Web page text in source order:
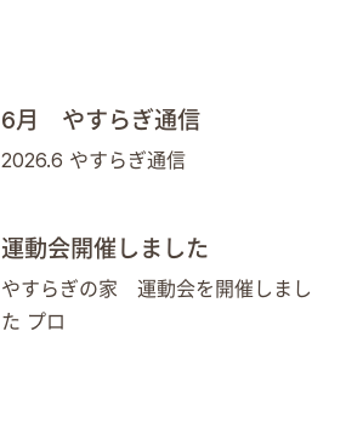
6月 やすらぎ通信
2026.6 やすらぎ通信
運動会開催しました
やすらぎの家 運動会を開催しまし
た プロ